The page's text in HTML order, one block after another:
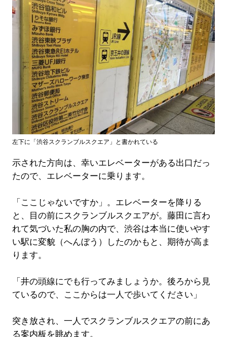
左下に「渋谷スクランブルスクエア」と書かれている
示された方向は、幸いエレベーターがある出口だっ
たので、エレベーターに乗ります。
「ここじゃないですか」。エレベーターを降りる
と、目の前にスクランブルスクエアが。藤田に言わ
れて気づいた私の胸の内で、渋谷は本当に使いやす
い駅に変貌（へんぼう）したのかもと、期待が高ま
ります。
「井の頭線にでも行ってみましょうか。後ろから見
ているので、ここからは一人で歩いてください」
突き放され、一人でスクランブルスクエアの前にあ
る案内板を眺めます。